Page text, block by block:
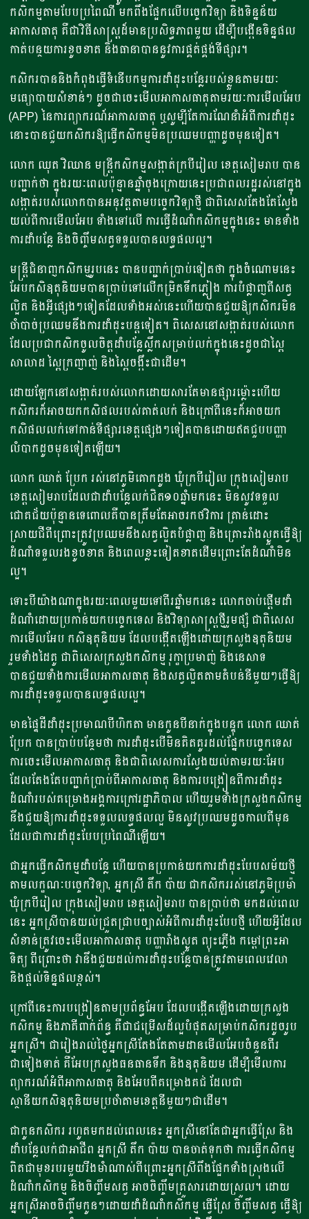
កសិកម្មតាមបែបប្រពៃណី មកពឹងផ្អែកលើបច្ចេកវិទ្យា និងទិន្នន័យ
អាកាសធាតុ គឺជាវិធីសាស្រ្តដ៏មានប្រសិទ្ធភាពមួយ ដើម្បីបង្កើនទិន្នផល
កាត់បន្ថយការខូចខាត និងធានាបាននូវការផ្គត់ផ្គង់ទីផ្សារ។
កសិករបាននិងកំពុងធ្វើទំនើបកម្មការដាំដុះបន្លែរបស់ខ្លួនតាមរយៈ
មធ្យោបាយសំខាន់ៗ ដូចជាចេះមើលអាកាសធាតុតាមរយៈការមើលអែប
(APP) នៃការព្យាករណ៍អាកាសធាតុ ឬសូម្បីតែការណែនាំអំពីការដាំដុះ
នោះបានជួយកសិករឱ្យធ្វើកសិកម្មមិនប្រឈមបញ្ហាដូចមុនទៀត។
លោក ឈុត វិឈាន មន្រ្តីកសិកម្មសង្កាត់ក្របីរៀល ខេត្តសៀមរាប បាន
បញ្ជាក់ថា ក្នុងរយៈពេលប៉ុន្មានឆ្នាំចុងក្រោយនេះប្រជាពលរដ្ឋរស់នៅក្នុង
សង្កាត់របស់លោកបានអនុវត្តតាមបច្ចេកវិទ្យាថ្មី ជាពិសេសតែងតែស្វែង
យល់ពីការមើលអែប ទាំងទៅលើ ការធ្វើដំណាំកសិកម្មក្នុងនេះ​ មានទាំង
ការដាំបន្លែ និងចិញ្ចឹមសត្វទទួលបានលទ្ធផលល្អ។
មន្រ្តីជំនាញកសិកម្មរូបនេះ បានបញ្ជាក់ប្រាប់ទៀតថា ក្នុងចំណោមនេះ
អែបកសិឧតុនិយមបានប្រាប់ទៅលើកម្រិតទឹកភ្លៀង ការបំផ្លាញពីសត្វ
ល្អិត និងអ្វីផ្សេងៗទៀតដែលទាំងអស់នេះហើយបានជួយឱ្យកសិករមិន
ចាំបាច់ប្រឈមនឹងការដាំដុះបន្តទៀត។ ពិសេសនៅសង្កាត់របស់លោក
ដែលប្រជាកសិកចូលចិត្តដាំបន្លែស្លឹកសម្រាប់លក់ក្នុងនេះដូចជាស្ពៃ
សាលាដ ស្ពៃក្រញាញ់ និងស្ពៃចង្កឹះជាដើម។
ដោយឡែកនៅសង្កាត់របស់លោកដោយសារតែមានផ្សារម្ល៉ោះហើយ
កសិករក៏អាចយកកសិផលរបស់គាត់លក់ និងក្រៅពីនេះក៏អាចយក
កសិផលលក់ទៅកាន់ទីផ្សារខេត្តផ្សេងៗទៀតបានដោយឥតជួបបញ្ហា
លំបាកដូចមុនទៀតឡើយ។
លោក ឈាត់ ប្រែក រស់នៅភូមិគោកដូង ឃុំក្របីរៀល ក្រុងសៀមរាប
ខេត្តសៀមរាបដែលជាដាំបន្លែលក់ជិត១០ឆ្នាំមកនេះ មិនសូវទទួល
ជោគជ័យប៉ុន្មានទេពោលគឺបានត្រឹមតែអាចរកថវិការ គ្រាន់ដោះ
ស្រាយជីពីព្រោះត្រូវប្រឈមនឹងសត្វល្អិតបំផ្លាញ និងគ្រោះរាំងស្ងួតធ្វើឱ្យ
ដំណាំទទួលរងខូចខាត និងពេលខ្លះទៀតខាតដើមព្រោះតែដំណាំមិន
ល្អ។
ទោះបីយ៉ាងណា​ក្នុងរយៈពេលមួយទៅពីរឆ្នាំមកនេះ លោកចាប់ផ្តើមដាំ
ដំណាំដោយប្រកាន់យកបច្ចេកទេស និងវិទ្យាសាស្រ្តថ្មីរួមផ្សំ ជាពិសេស
ការមើលអែប កសិឧតុនិយម ដែលបង្កើតឡើងដោយក្រសួងឧតុនិយម
រួមទាំងដៃគូ ជាពិសេសក្រសួងកសិកម្ម រុក្ខាប្រមាញ់ និងនេសាទ
បានជួយទាំងការមើលអាកាសធាតុ និងសត្វល្អិតតាមតំបន់នីមួយៗធ្វើឱ្យ
ការដាំដុះទទួលបានលទ្ធផលល្អ។
មានផ្ទៃដីដាំដុះប្រមាណបីហិកតា មានកូនបីនាក់ក្នុងបន្ទុក លោក ឈាត់
ប្រែក បានប្រាប់បន្ថែមថា ការដាំដុះបើមិនគិតគូរដល់ផ្នែកបច្ចេកទេស
ការចេះមើលអាកាសធាតុ និងជាពិសេសការស្វែងយល់តាមរយៈអែប
ដែលតែងតែបញ្ជាក់ប្រាប់ពីអាកាសធាតុ និងការបង្រៀនពីការដាំដុះ
ដំណាំរបស់គម្រោងអង្គការក្រៅរដ្ឋាភិបាល ហើយរួមទាំងក្រសួងកសិកម្ម
នឹងជួយឱ្យការដាំដុះទទួលលទ្ធផលល្អ មិនសូវប្រឈមដូចកាលពីមុន
ដែលជាការដាំដុះបែបប្រពៃណីឡើយ។
ជាអ្នកធ្វើកសិកម្មដាំបន្លែ ហើយបានប្រកាន់យកការដាំដុះបែបសម័យថ្មី
តាមលក្ខណៈបច្ចេកវិទ្យា, អ្នកស្រី តឹក ប៉ាយ ជាកសិកររស់នៅភូមិប្រម៉ា
ឃុំក្របីរៀល ក្រុងសៀមរាប ខេត្តសៀមរាប បានប្រាប់ថា មកដល់ពេល
នេះ អ្នកស្រីបានយល់ជ្រួតជ្រាបច្បាស់អំពីការដាំដុះបែបថ្មី ហើយអ្វីដែល
សំខាន់ត្រូវចេះមើលអាកាសធាតុ បញ្ហារាំងស្ងួត ព្យុះភ្លើង កម្តៅព្រះអា
ទិត្យ ពីព្រោះថា វានឹងជួយដល់ការដាំដុះបន្លែបានត្រូវតាមពេលវេលា
និងផ្តល់ទិន្នផលខ្ពស់។
ក្រៅពីនេះការបង្រៀនតាមប្រព័ន្ធអែប ដែលបង្កើតឡើងដោយក្រសួង
កសិកម្ម និងភាគីពាក់ព័ន្ធ គឺជាជម្រើសដ៏ល្អបំផុតសម្រាប់កសិករដូចរូប
អ្នកស្រី។ ជារៀងរាល់ថ្ងៃអ្នកស្រីតែងតែតាមដានមើលអែបចំនួនពីរ
ជាទៀងទាត់ គឺអែបក្រសួងធនធានទឹក និងឧតុនិយម ដើម្បីមើលការ
ព្យាករណ៍អំពីអាកាសធាតុ និងអែបពីគម្រោងគជ់ ដែលជា
ស្ថានីយកសិឧតុនិយមប្រចាំតាមខេត្តនីមួយៗជាដើម។
ជាកូនកសិករ រហូតមកដល់ពេលនេះ អ្នកស្រីនៅតែជាអ្នកធ្វើស្រែ និង
ដាំបន្លែលក់ជាអាជីព អ្នកស្រី តឹក ប៉ាយ បានចាត់ទុកថា ការធ្វើកសិកម្ម
ពិតជាមុខរបរមួយរឹងមាំណាស់ពីព្រោះអ្នកស្រីពឹងផ្អែកទាំងស្រុងលើ
ដំណាំកសិកម្ម និងចិញ្ចឹមសត្វ អាចចិញ្ចឹមគ្រួសារដោយស្រួល។ ដោយ
អ្នកស្រីអាចចិញ្ចឹមកូនៗដោយដាំដំណាំកសិកម្ម ធ្វើស្រែ ចិញ្ចឹមសត្វ ធ្វើឱ្យ